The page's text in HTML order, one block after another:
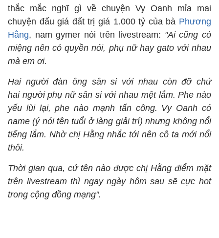
thắc mắc nghĩ gì về chuyện Vy Oanh mỉa mai
chuyện đấu giá đất trị giá 1.000 tỷ của bà Phương
Hằng, nam gymer nói trên livestream: "Ai cũng có
miệng nên có quyền nói, phụ nữ hay gato với nhau
mà em ơi.
Hai người đàn ông sân si với nhau còn đỡ chứ
hai người phụ nữ sân si với nhau mệt lắm. Phe nào
yếu lùi lại, phe nào mạnh tấn công. Vy Oanh có
name (ý nói tên tuổi ở làng giải trí) nhưng không nổi
tiếng lắm. Nhờ chị Hằng nhắc tới nên cô ta mới nổi
thôi.
Thời gian qua, cứ tên nào được chị Hằng điểm mặt
trên livestream thì ngay ngày hôm sau sẽ cực hot
trong cộng đồng mạng".